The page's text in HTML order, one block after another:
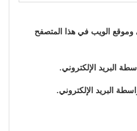
وموقع الويب في هذا المتصفح
البريد الإلكتروني.
البريد الإلكتروني.